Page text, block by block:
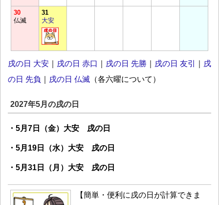
30
仏滅
31
大安
戌の日 大安 戌の日 赤口 戌の日 先勝 戌の日 友引
戌
の日 先負
戌の日 仏滅 （各六曜について）
2027年5月の戌の日
・5月7日（金）大安 戌の日
・5月19日（水）大安 戌の日
・5月31日（月）大安 戌の日
【簡単・便利に戌の日が計算できま